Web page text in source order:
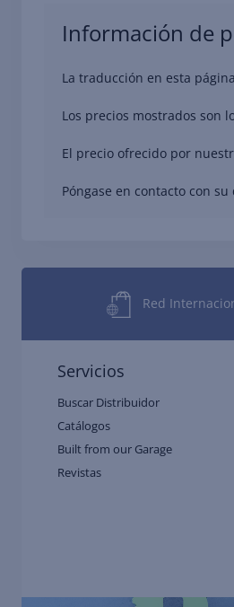
Información de
La traducción en esta
Los precios mostrados son
El precio ofrecido por
Póngase en contacto con
Red
Servicios
Buscar Distribuidor
Catálogos
Built from our Garage
Revistas